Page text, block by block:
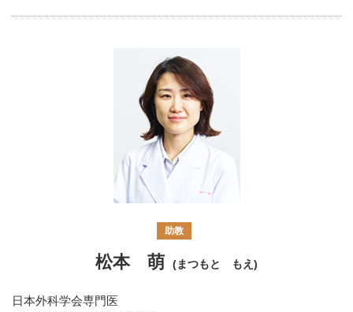
助教
松本 萌 (まつもと もえ)
日本外科学会専門医